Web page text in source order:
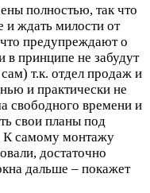
полностью, так что
и ждать милости от
предупреждают о
в принципе не забудут
т.к. отдел продаж и
и практически не
свободного времени и
свои планы под
К самому монтажу
достаточно
дальше – покажет